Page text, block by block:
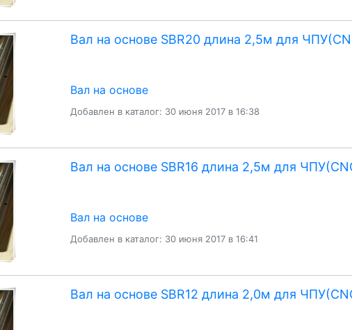
Вал на основе SBR20 длина 2,5м для
Вал на основе
Добавлен в каталог: 30 июня 2017 в 16:38
Вал на основе SBR16 длина 2,5м для
Вал на основе
Добавлен в каталог: 30 июня 2017 в 16:41
Вал на основе SBR12 длина 2,0м для